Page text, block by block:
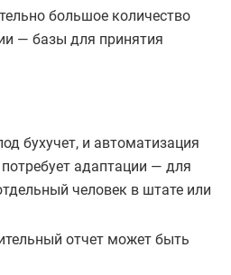
большое количество
— базы для принятия
бухучет, и автоматизация
адаптации — для
человек в штате или
отчет может быть